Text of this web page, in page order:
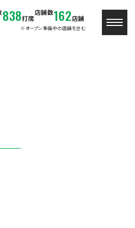
838打席
店舗数162店舗
※オープン準備中の店舗を含む